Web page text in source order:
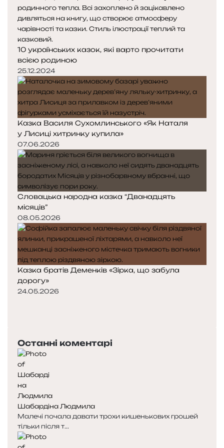
10 українських казок, які варто прочитати
всією родиною
25.12.2024
Казка Василя Сухомлинського «Як Наталя
у Лисиці хитринку купила»
07.06.2026
Словацька народна казка “Дванадцять
місяців”
08.05.2026
Казка братів Деменків «Зірка, що забула
дорогу»
24.05.2026
р
е
д
н
я
с
т
о
р
і
т
у
п
н
а
с
т
о
р
і
Останні коментарі
Шабардіна Людмила
Малечі почала давати трохи кишенькових грошей
тільки після т...